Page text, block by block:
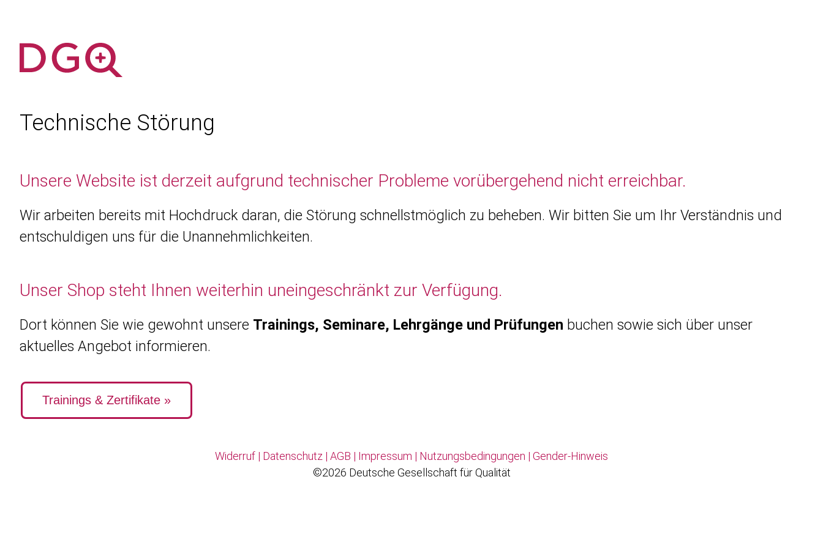
Technische Störung
Unsere Website ist derzeit aufgrund technischer Probleme vorübergehend nicht erreichbar.
Wir arbeiten bereits mit Hochdruck daran, die Störung schnellstmöglich zu beheben. Wir bitten Sie um Ihr Verständnis und
entschuldigen uns für die Unannehmlichkeiten.
Unser Shop steht Ihnen weiterhin uneingeschränkt zur Verfügung.
Dort können Sie wie gewohnt unsere Trainings, Seminare, Lehrgänge und Prüfungen buchen sowie sich über unser
aktuelles Angebot informieren.
Trainings & Zertifikate »
Widerruf | Datenschutz | AGB | Impressum | Nutzungsbedingungen | Gender-Hinweis
©2026 Deutsche Gesellschaft für Qualität